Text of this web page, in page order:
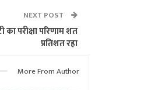
NEXT POST
का परीक्षा परिणाम शत
प्रतिशत रहा
More From Author